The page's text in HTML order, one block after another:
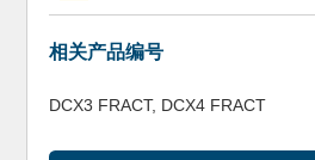
相关产品编号
DCX3 FRACT, DCX4 FRACT